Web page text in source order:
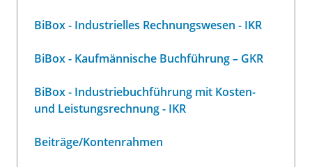
BiBox - Industrielles Rechnungswesen - IKR
BiBox - Kaufmännische Buchführung – GKR
BiBox - Industriebuchführung mit Kosten-
und Leistungsrechnung - IKR
Beiträge/Kontenrahmen